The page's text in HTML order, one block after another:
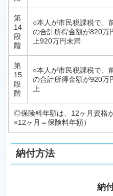
第
14
段
階
○本人が市民税課税で、
の合計所得金額が820万
上920万円未満
第
15
段
階
○本人が市民税課税で、
の合計所得金額が920万
上
◎保険料年額は、12ヶ月資格
×12ヶ月＝保険料年額）
納付方法
納